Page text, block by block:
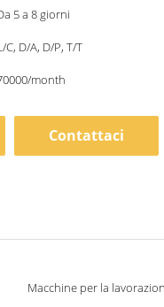
5 a 8 giorni
C, D/A, D/P, T/T
month
Contattaci
Macchine per la